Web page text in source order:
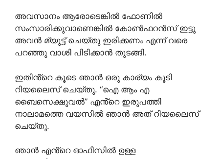
അവസാനം ആരോടെങ്കിൽ ഫോണിൽ
സംസാരിക്കുവാണെങ്കിൽ കോൺഫറൻസ് ഇട്ടു
അവൻ മ്യുട്ട് ചെയ്തു ഇരിക്കണം എന്ന് വരെ
പറഞ്ഞു വാശി പിടിക്കാൻ തുടങ്ങി.
ഇതിൻ്റെ കൂടെ ഞാൻ ഒരു കാര്യം കൂടി
റിയലൈസ് ചെയ്തു. “ഐ ആം എ
ബൈസെക്ഷുവൽ” എൻ്റെ ഇരുപത്തി
നാലാമത്തെ വയസിൽ ഞാൻ അത്‌ റിയലൈസ്
ചെയ്തു.
ഞാൻ എൻ്റെ ഓഫീസിൽ ഉള്ള